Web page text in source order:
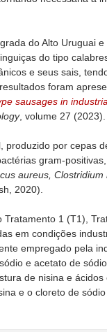
do Alto Uruguai
do tipo
e seus sais,
foram
sausages in
, volume 27 (2023).
produzido por cepas
gram-
aureus, Clostridium
2020).
1 (T1),
em condições
empregado pela
e acetato de
de nisina e
e o cloreto de